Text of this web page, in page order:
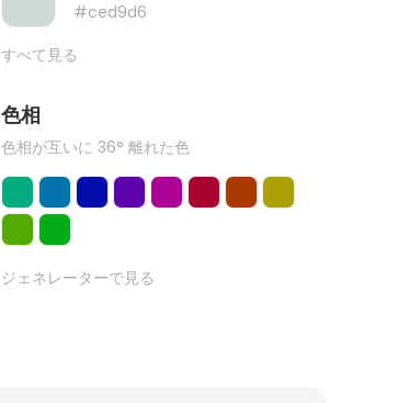
#ced9d6
すべて見る
色相
色相が互いに 36° 離れた色
ジェネレーターで見る